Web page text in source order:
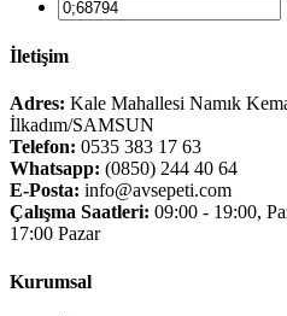
İletişim
Adres: Kale Mahallesi Namık
İlkadım/SAMSUN
Telefon: 0535 383 17 63
Whatsapp: (0850) 244 40 64
E-Posta: info@avsepeti.com
Çalışma Saatleri: 09:00 - 19:00,
17:00 Pazar
Kurumsal